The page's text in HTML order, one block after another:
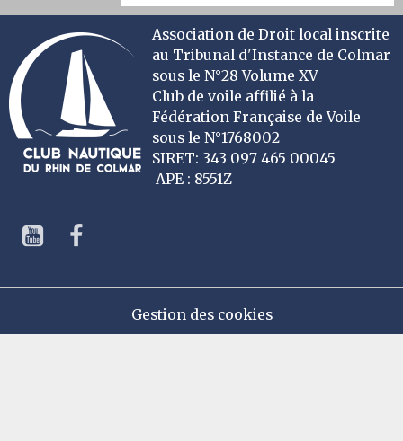
Association de Droit local inscrite
au Tribunal d'Instance de Colmar
sous le N°28 Volume XV
Club de voile affilié à la
Fédération Française de Voile
sous le N°1768002
SIRET: 343 097 465 00045
APE : 8551Z
Gestion des cookies